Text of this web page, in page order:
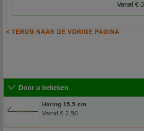
Vanaf €
Door u bekeken
Haring 15,5 cm
Vanaf € 2,50